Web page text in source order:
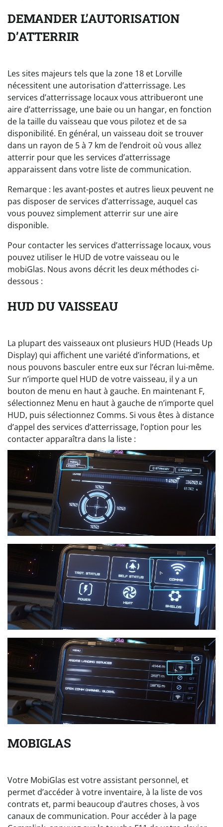
DEMANDER L’AUTORISATION
D’ATTERRIR
Les sites majeurs tels que la zone 18 et Lorville
nécessitent une autorisation d’atterrissage. Les
services d’atterrissage locaux vous attribueront une
aire d’atterrissage, une baie ou un hangar, en fonction
de la taille du vaisseau que vous pilotez et de sa
disponibilité. En général, un vaisseau doit se trouver
dans un rayon de 5 à 7 km de l’endroit où vous allez
atterrir pour que les services d’atterrissage
apparaissent dans votre liste de communication.
Remarque : les avant-postes et autres lieux peuvent ne
pas disposer de services d’atterrissage, auquel cas
vous pouvez simplement atterrir sur une aire
disponible.
Pour contacter les services d’atterrissage locaux, vous
pouvez utiliser le HUD de votre vaisseau ou le
mobiGlas. Nous avons décrit les deux méthodes ci-
dessous :
HUD DU VAISSEAU
La plupart des vaisseaux ont plusieurs HUD (Heads Up
Display) qui affichent une variété d’informations, et
nous pouvons basculer entre eux sur l’écran lui-même.
Sur n’importe quel HUD de votre vaisseau, il y a un
bouton de menu en haut à gauche. En maintenant F,
sélectionnez Menu en haut à gauche de n’importe quel
HUD, puis sélectionnez Comms. Si vous êtes à distance
d’appel des services d’atterrissage, l’option pour les
contacter apparaîtra dans la liste :
MOBIGLAS
Votre MobiGlas est votre assistant personnel, et
permet d’accéder à votre inventaire, à la liste de vos
contrats et, parmi beaucoup d’autres choses, à vos
canaux de communication. Pour accéder à la page